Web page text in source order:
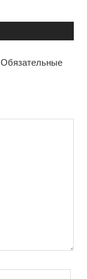
Обязательные